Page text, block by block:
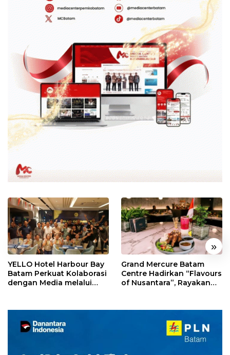
« »
YELLO Hotel Harbour Bay
Batam Perkuat Kolaborasi
dengan Media melalui
Grand Mercure Batam
Centre Hadirkan “Flavours
of Nusantara”, Rayakan